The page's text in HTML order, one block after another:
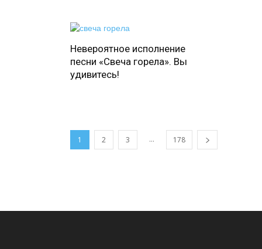
Невероятное исполнение
песни «Свеча горела». Вы
удивитесь!
1 2 3 ... 178